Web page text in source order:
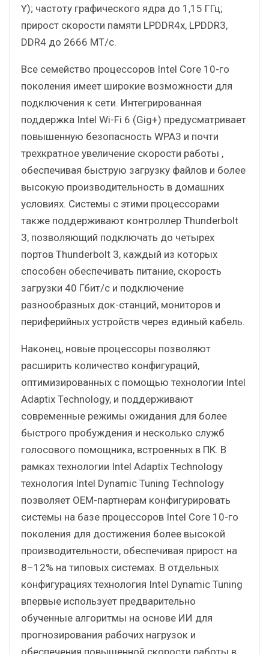
Y); частоту графического ядра до 1,15 ГГц;
прирост скорости памяти LPDDR4x, LPDDR3,
DDR4 до 2666 МТ/с.
Все семейство процессоров Intel Core 10-го
поколения имеет широкие возможности для
подключения к сети. Интегрированная
поддержка Intel Wi-Fi 6 (Gig+) предусматривает
повышенную безопасность WPA3 и почти
трехкратное увеличение скорости работы ,
обеспечивая быструю загрузку файлов и более
высокую производительность в домашних
условиях. Системы с этими процессорами
также поддерживают контроллер Thunderbolt
3, позволяющий подключать до четырех
портов Thunderbolt 3, каждый из которых
способен обеспечивать питание, скорость
загрузки 40 Гбит/с и подключение
разнообразных док-станций, мониторов и
периферийных устройств через единый кабель.
Наконец, новые процессоры позволяют
расширить количество конфигураций,
оптимизированных с помощью технологии Intel
Adaptix Technology, и поддерживают
современные режимы ожидания для более
быстрого пробуждения и несколько служб
голосового помощника, встроенных в ПК. В
рамках технологии Intel Adaptix Technology
технология Intel Dynamic Tuning Technology
позволяет OEM-партнерам конфигурировать
системы на базе процессоров Intel Core 10-го
поколения для достижения более высокой
производительности, обеспечивая прирост на
8–12% на типовых системах. В отдельных
конфигурациях технология Intel Dynamic Tuning
впервые использует предварительно
обученные алгоритмы на основе ИИ для
прогнозирования рабочих нагрузок и
обеспечения повышенной скорости работы в